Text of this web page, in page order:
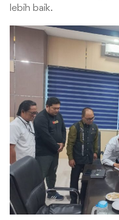
lebih baik.